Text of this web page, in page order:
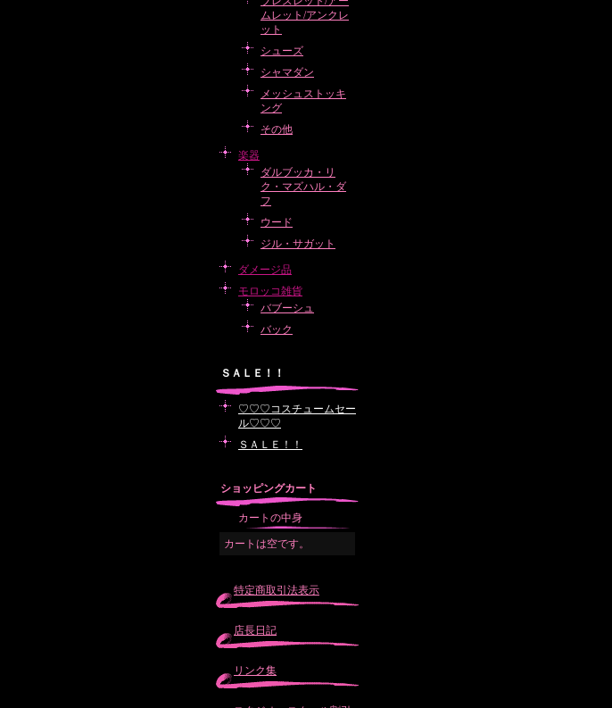
ムレット/アンクレ
ット
シューズ
シャマダン
メッシュストッキ
ング
その他
楽器
ダルブッカ・リ
ク・マズハル・ダ
フ
ウード
ジル・サガット
ダメージ品
モロッコ雑貨
バブーシュ
バック
ＳＡＬＥ！！
♡♡♡コスチュームセー
ル♡♡♡
ＳＡＬＥ！！
ショッピングカート
カートの中身
カートは空です。
特定商取引法表示
店長日記
リンク集